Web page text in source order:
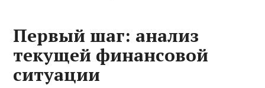
Первый шаг: анализ
текущей финансовой
ситуации